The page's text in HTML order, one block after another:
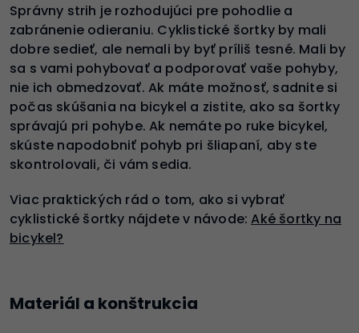
Správny strih je rozhodujúci pre pohodlie a
zabránenie odieraniu. Cyklistické šortky by mali
dobre sedieť, ale nemali by byť príliš tesné. Mali by
sa s vami pohybovať a podporovať vaše pohyby,
nie ich obmedzovať. Ak máte možnosť, sadnite si
počas skúšania na bicykel a zistite, ako sa šortky
správajú pri pohybe. Ak nemáte po ruke bicykel,
skúste napodobniť pohyb pri šliapaní, aby ste
skontrolovali, či vám sedia.
Viac praktických rád o tom, ako si vybrať
cyklistické šortky nájdete v návode: Aké šortky na
bicykel?
Materiál a konštrukcia